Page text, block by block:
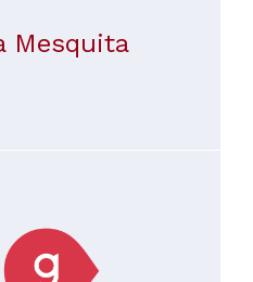
Mesquita